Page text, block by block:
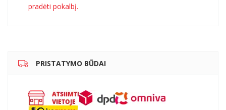
pradėti pokalbį.
PRISTATYMO BŪDAI